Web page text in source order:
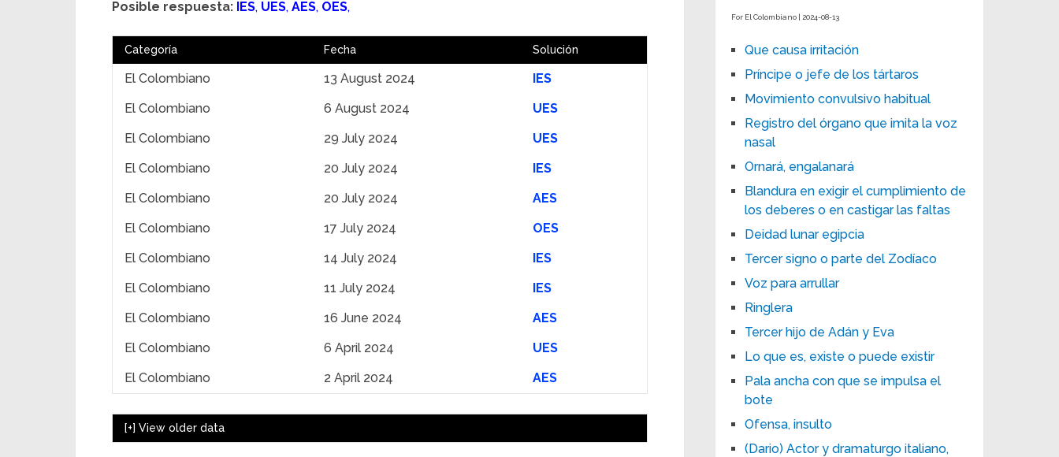
Posible respuesta: IES, UES, AES, OES,
Categoría Fecha Solución
El Colombiano 13 August 2024
IES
El Colombiano
6 August 2024
UES
El Colombiano
29 July 2024
UES
El Colombiano
20 July 2024
IES
El Colombiano
20 July 2024
AES
El Colombiano
17 July 2024
OES
El Colombiano
14 July 2024
IES
El Colombiano
11 July 2024
IES
El Colombiano
16 June 2024
AES
El Colombiano
6 April 2024
UES
El Colombiano
2 April 2024 AES
[+] View older data
For El Colombiano | 2024-08-13
Que causa irritación
Príncipe o jefe de los tártaros
Movimiento convulsivo habitual
Registro del órgano que imita la voz
nasal
Ornará, engalanará
Blandura en exigir el cumplimiento de
los deberes o en castigar las faltas
Deidad lunar egipcia
Tercer signo o parte del Zodíaco
Voz para arrullar
Ringlera
Tercer hijo de Adán y Eva
Lo que es, existe o puede existir
Pala ancha con que se impulsa el
bote
Ofensa, insulto
(Dario) Actor y dramaturgo italiano,